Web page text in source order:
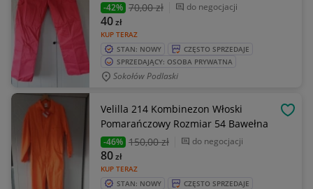
-42% 70,00 zł do negocjacji
KUP TERAZ
40zł
STAN: NOWY
CZĘSTO SPRZEDAJE
SPRZEDAJĄCY: OSOBA PRYWATNA
Sokołów Podlaski
Velilla 214 Kombinezon Włoski
Pomarańczowy Rozmiar 54 Bawełna
-46% 150,00 zł do negocjacji
KUP TERAZ
80zł
STAN: NOWY
CZĘSTO SPRZEDAJE